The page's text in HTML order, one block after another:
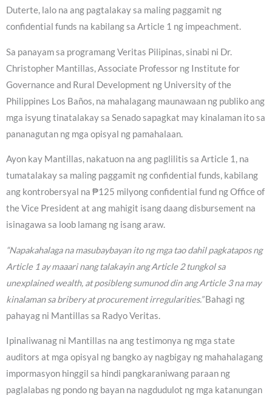
Duterte, lalo na ang pagtalakay sa maling paggamit ng
confidential funds na kabilang sa Article 1 ng impeachment.
Sa panayam sa programang Veritas Pilipinas, sinabi ni Dr.
Christopher Mantillas, Associate Professor ng Institute for
Governance and Rural Development ng University of the
Philippines Los Baños, na mahalagang maunawaan ng publiko ang
mga isyung tinatalakay sa Senado sapagkat may kinalaman ito sa
pananagutan ng mga opisyal ng pamahalaan.
Ayon kay Mantillas, nakatuon na ang paglilitis sa Article 1, na
tumatalakay sa maling paggamit ng confidential funds, kabilang
ang kontrobersyal na ₱125 milyong confidential fund ng Office of
the Vice President at ang mahigit isang daang disbursement na
isinagawa sa loob lamang ng isang araw.
“Napakahalaga na masubaybayan ito ng mga tao dahil pagkatapos ng
Article 1 ay maaari nang talakayin ang Article 2 tungkol sa
unexplained wealth, at posibleng sumunod din ang Article 3 na may
kinalaman sa bribery at procurement irregularities.”Bahagi ng
pahayag ni Mantillas sa Radyo Veritas.
Ipinaliwanag ni Mantillas na ang testimonya ng mga state
auditors at mga opisyal ng bangko ay nagbigay ng mahahalagang
impormasyon hinggil sa hindi pangkaraniwang paraan ng
paglalabas ng pondo ng bayan na nagdudulot ng mga katanungan